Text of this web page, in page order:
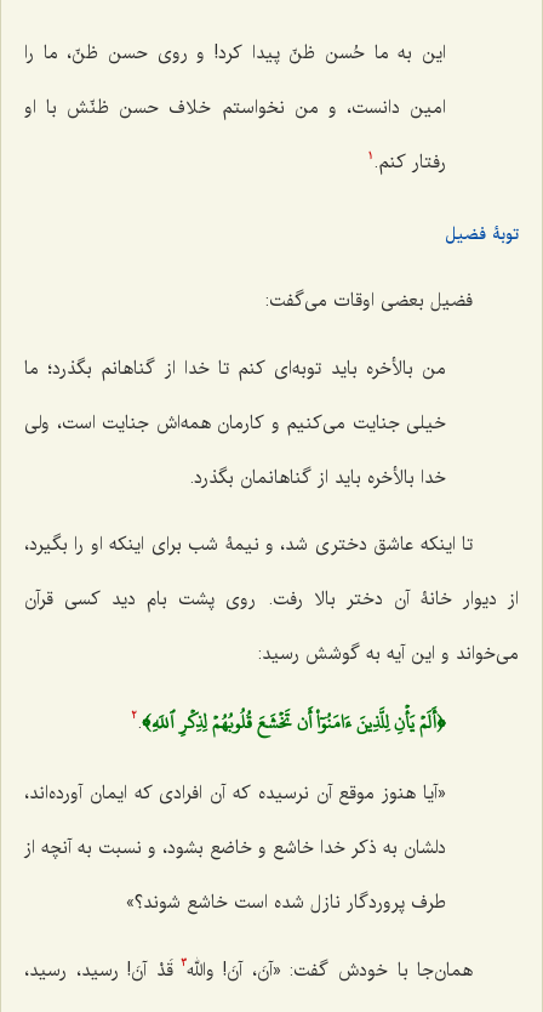
این به ما حُسن ظنّ پیدا کرد! و روی حسن ظنّ، ما را
امین دانست، و من نخواستم خلاف حسن ظنّش با او
رفتار کنم. 1
توبۀ فضیل
فضیل بعضی اوقات می‌گفت:
من بالأخره باید توبه‌ای کنم تا خدا از گناهانم بگذرد؛ ما
خیلی جنایت می‌کنیم و کارمان همه‌اش جنایت است، ولی
خدا بالأخره باید از گناهانمان بگذرد.
تا اینکه عاشق دختری شد، و نیمۀ شب برای اینکه او را بگیرد،
از دیوار خانۀ آن دختر بالا رفت. روی پشت بام دید کسی قرآن
می‌خواند و این آیه به گوشش رسید:
﴿أَلَمۡ يَأۡنِ لِلَّذِينَ ءَامَنُوٓاْ أَن تَخۡشَعَ قُلُوبُهُمۡ لِذِكۡرِ ٱللَهِ﴾.
2
«آیا هنوز موقع آن نرسیده که آن افرادی که ایمان آورده‌اند،
دلشان به ذکر خدا خاشع و خاضع بشود، و نسبت به آنچه از
طرف پروردگار نازل شده است خاشع شوند؟»
همان‌جا با خودش گفت: «آنَ، آنَ! والله3 قَدْ آنَ! رسید، رسید،